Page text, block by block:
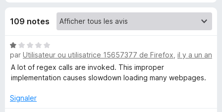
e
f
x
u
r
T
e
5109 notes
N
o
t
é
s
par Utilisateur ou utilisatrice 15657377 de Firefox il y a un an
A lot of regex calls are invoked. This improper
implementation causes slowdown loading many webpages.
Signaler